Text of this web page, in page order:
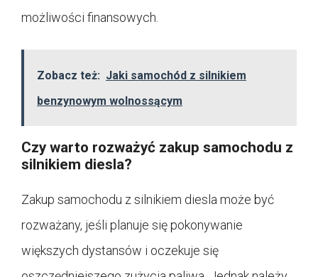
możliwości finansowych.
Zobacz też: Jaki samochód z silnikiem
benzynowym wolnossącym
Czy warto rozważyć zakup samochodu z
silnikiem diesla?
Zakup samochodu z silnikiem diesla może być
rozważany, jeśli planuje się pokonywanie
większych dystansów i oczekuje się